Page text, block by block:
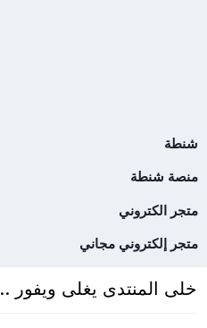
شنطة
منصة شنطة
متجر الكتروني
متجر إلكتروني مجاني
خلى المنتدى يغلى ويفور ...